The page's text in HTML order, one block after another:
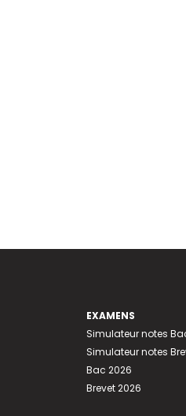
EXAMENS
Simulateur notes
Simulateur notes
Bac 2026
Brevet 2026